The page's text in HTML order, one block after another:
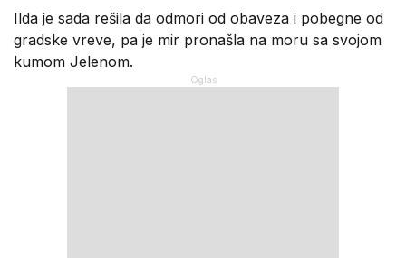
Ilda je sada rešila da odmori od obaveza i pobegne od
gradske vreve, pa je mir pronašla na moru sa svojom
kumom Jelenom.